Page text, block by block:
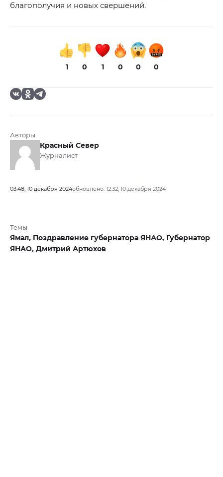
благополучия и новых свершений.
1 0 1 0 0 0
Авторы
Красный Север
Журналист
03:48, 10 декабря 2024обновлено: 12:32, 10 декабря 2024
Темы
Ямал, Поздравление губернатора ЯНАО, Губернатор
ЯНАО, Дмитрий Артюхов